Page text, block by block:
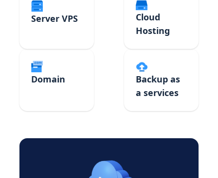
Server VPS
Cloud
Hosting
Domain
Backup as
a services